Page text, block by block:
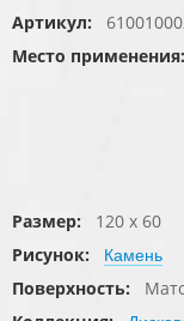
Артикул:
Место применения:
Размер:
120 x 60
Рисунок:
Камень
Поверхность: